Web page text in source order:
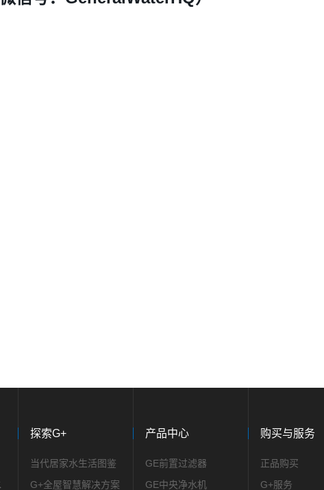
探索G+
当代居家水生活图鉴
G+全屋智慧解决方案
产品中心
GE前置过滤器
GE中央净水机
购买与服务
正品购买
G+服务